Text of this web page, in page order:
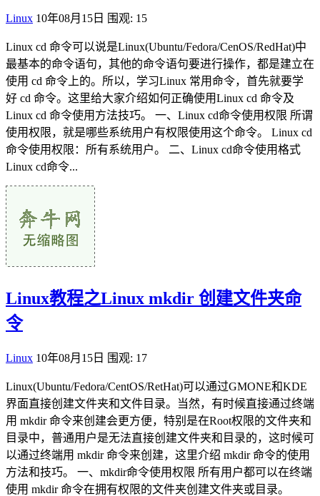
Linux 10年08月15日 围观: 15
Linux cd 命令可以说是Linux(Ubuntu/Fedora/CenOS/RedHat)中
最基本的命令语句，其他的命令语句要进行操作，都是建立在
使用 cd 命令上的。所以，学习Linux 常用命令，首先就要学
好 cd 命令。这里给大家介绍如何正确使用Linux cd 命令及
Linux cd 命令使用方法技巧。 一、Linux cd命令使用权限 所谓
使用权限，就是哪些系统用户有权限使用这个命令。 Linux cd
命令使用权限：所有系统用户。 二、Linux cd命令使用格式
Linux cd命令...
Linux教程之Linux mkdir 创建文件夹命
令
Linux 10年08月15日 围观: 17
Linux(Ubuntu/Fedora/CentOS/RetHat)可以通过GMONE和KDE
界面直接创建文件夹和文件目录。当然，有时候直接通过终端
用 mkdir 命令来创建会更方便，特别是在Root权限的文件夹和
目录中，普通用户是无法直接创建文件夹和目录的，这时候可
以通过终端用 mkdir 命令来创建，这里介绍 mkdir 命令的使用
方法和技巧。 一、mkdir命令使用权限 所有用户都可以在终端
使用 mkdir 命令在拥有权限的文件夹创建文件夹或目录。